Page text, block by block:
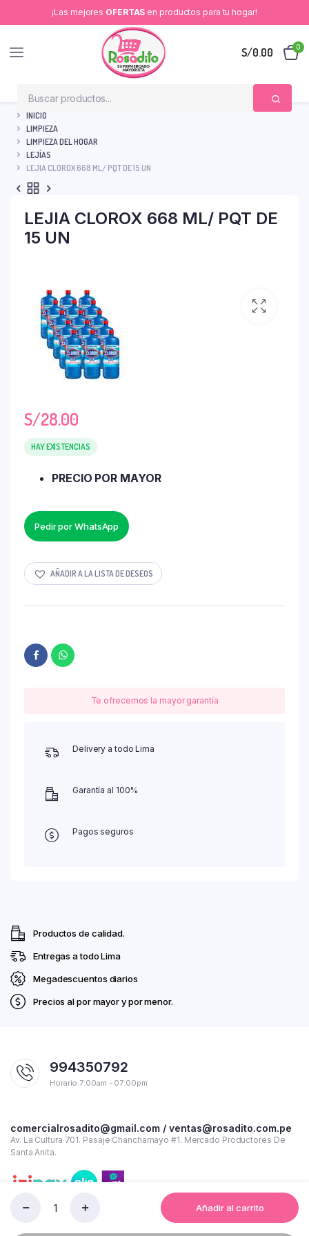
¡Las mejores OFERTAS en productos para tu hogar!
S/0.00 0
INICIO
LIMPIEZA
LIMPIEZA DEL HOGAR
LEJÍAS
LEJIA CLOROX 668 ML/ PQT DE 15 UN
LEJIA CLOROX 668 ML/ PQT DE
15 UN
S/28.00
HAY EXISTENCIAS
PRECIO POR MAYOR
Añadir al carrito
Pedir por WhatsApp
AÑADIR A LA LISTA DE DESEOS
Te ofrecemos la mayor garantía
Delivery a todo Lima
Garantía al 100%
Pagos seguros
Productos de calidad.
Entregas a todo Lima
Megadescuentos diarios
Precios al por mayor y por menor.
994350792
Horario 7:00am - 07:00pm
comercialrosadito@gmail.com / ventas@rosadito.com.pe
Av. La Cultura 701. Pasaje Chanchamayo #1. Mercado Productores De
Santa Anita.